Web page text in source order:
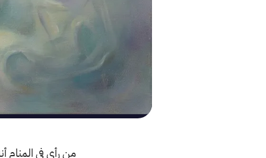
من رأى في المنام